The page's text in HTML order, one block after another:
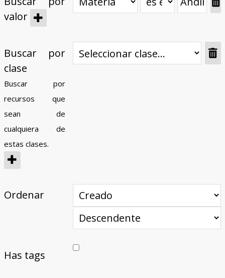
valor
Buscar por
clase
Buscar por
recursos que
sean de
cualquiera de
estas clases.
Ordenar
Has tags